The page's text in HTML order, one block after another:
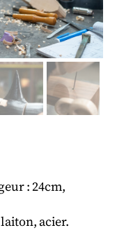
: 24cm,
acier.